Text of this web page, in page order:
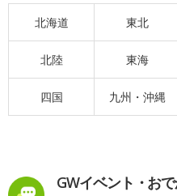
北海道 東北
北陸 東海
四国 九州・沖縄
GWイベント・お